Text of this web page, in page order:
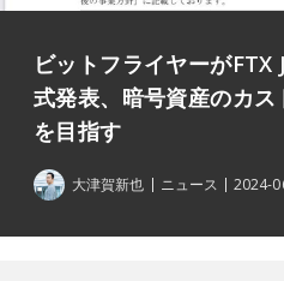
ビットフライヤーが
式発表、暗号資産のカ
を目指す
大津賀新也 ニュース 2024-